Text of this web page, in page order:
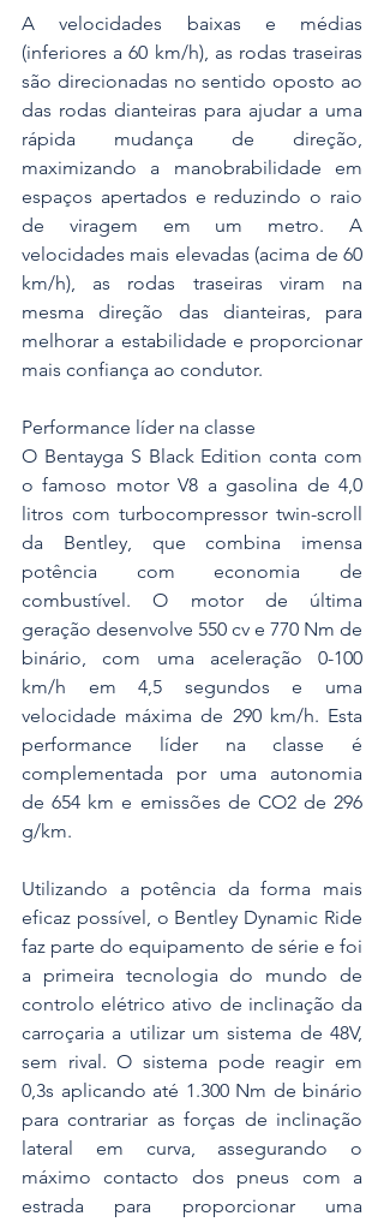
A velocidades baixas e médias
(inferiores a 60 km/h), as rodas traseiras
são direcionadas no sentido oposto ao
das rodas dianteiras para ajudar a uma
rápida mudança de direção,
maximizando a manobrabilidade em
espaços apertados e reduzindo o raio
de viragem em um metro. A
velocidades mais elevadas (acima de 60
km/h), as rodas traseiras viram na
mesma direção das dianteiras, para
melhorar a estabilidade e proporcionar
mais confiança ao condutor.
Performance líder na classe
O Bentayga S Black Edition conta com
o famoso motor V8 a gasolina de 4,0
litros com turbocompressor twin-scroll
da Bentley, que combina imensa
potência com economia de
combustível. O motor de última
geração desenvolve 550 cv e 770 Nm de
binário, com uma aceleração 0-100
km/h em 4,5 segundos e uma
velocidade máxima de 290 km/h. Esta
performance líder na classe é
complementada por uma autonomia
de 654 km e emissões de CO2 de 296
g/km.
Utilizando a potência da forma mais
eficaz possível, o Bentley Dynamic Ride
faz parte do equipamento de série e foi
a primeira tecnologia do mundo de
controlo elétrico ativo de inclinação da
carroçaria a utilizar um sistema de 48V,
sem rival. O sistema pode reagir em
0,3s aplicando até 1.300 Nm de binário
para contrariar as forças de inclinação
lateral em curva, assegurando o
máximo contacto dos pneus com a
estrada para proporcionar uma